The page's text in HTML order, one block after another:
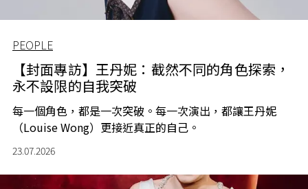
PEOPLE
【封面專訪】王丹妮：截然不同的角色探索，
永不設限的自我突破
每一個角色，都是一次突破。每一次演出，都讓王丹妮
（Louise Wong）更接近真正的自己。
23.07.2026